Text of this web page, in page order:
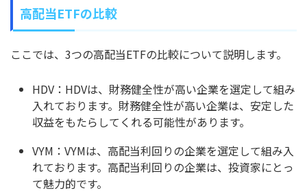
高配当ETFの比較
ここでは、3つの高配当ETFの比較について説明します。
HDV：HDVは、財務健全性が高い企業を選定して組み
入れております。財務健全性が高い企業は、安定した
収益をもたらしてくれる可能性があります。
VYM：VYMは、高配当利回りの企業を選定して組み入
れております。高配当利回りの企業は、投資家にとっ
て魅力的です。